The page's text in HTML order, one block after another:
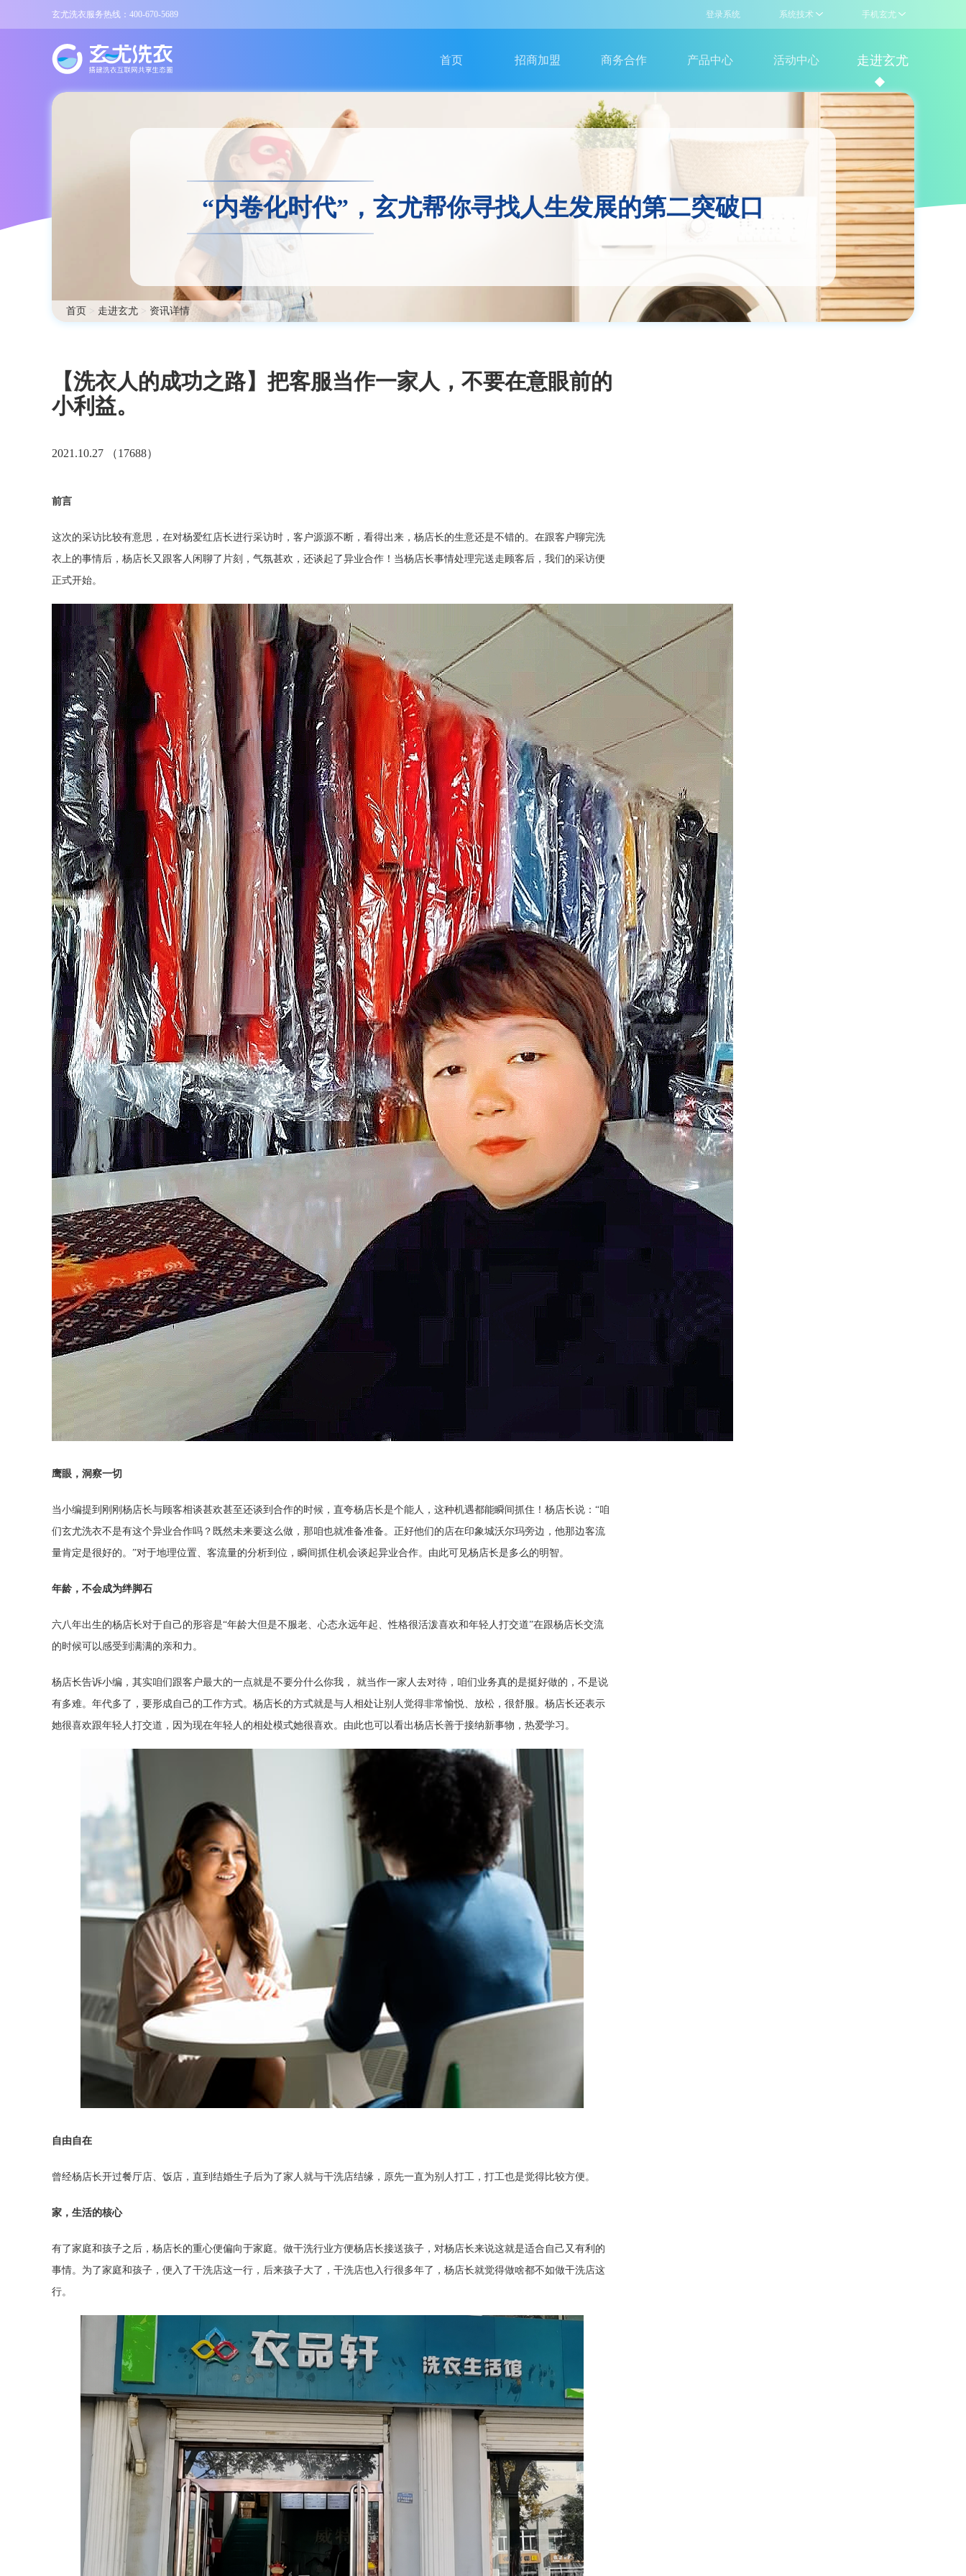
玄尤洗衣服务热线：400-670-5689 登录系统 系统技术 手机玄尤
玄尤公众号
首页 招商加盟
加盟条件
加盟优势
老店加盟
商务合作
产品合作
卡合作
异业合作
奢侈品寄卖
产品中心
联盟产品
活动中心 走进玄尤
企业介绍
门店查询
“内卷化时代”，玄尤帮你寻找人生发展的第二突破口
首页 > 走进玄尤 > 资讯详情
【洗衣人的成功之路】把客服当作一家人，不要在意眼前的
小利益。
2021.10.27 （17688）
前言
这次的采访比较有意思，在对杨爱红店长进行采访时，客户源源不断，看得出来，杨店长的生意还是不错的。在跟客户聊完洗
衣上的事情后，杨店长又跟客人闲聊了片刻，气氛甚欢，还谈起了异业合作！当杨店长事情处理完送走顾客后，我们的采访便
正式开始。
鹰眼，洞察一切
当小编提到刚刚杨店长与顾客相谈甚欢甚至还谈到合作的时候，直夸杨店长是个能人，这种机遇都能瞬间抓住！杨店长说： “咱
们玄尤洗衣不是有这个异业合作吗？既然未来要这么做，那咱也就准备准备。正好他们的店在印象城沃尔玛旁边，他那边客流
量肯定是很好的。”对于地理位置、客流量的分析到位，瞬间抓住机会谈起异业合作。由此可见杨店长是多么的明智。
年龄，不会成为绊脚石
六八年出生的杨店长对于自己的形容是“年龄大但是不服老、心态永远年起、性格很活泼喜欢和年轻人打交道”在跟杨店长交流
的时候可以感受到满满的亲和力。
杨店长告诉小编，其实咱们跟客户最大的一点就是不要分什么你我，
就当作一家人去对待，咱们业务真的是挺好做的，不是说
有多难。年代多了，要形成自己的工作方式。杨店长的方式就是与人相处让别人觉得非常愉悦、放松，很舒服。杨店长还表示
她很喜欢跟年轻人打交道，因为现在年轻人的相处模式她很喜欢。由此也可以看出杨店长善于接纳新事物，热爱学习。
自由自在
曾经杨店长开过餐厅店、饭店，直到结婚生子后为了家人就与干洗店结缘，原先一直为别人打工，打工也是觉得比较方便。
家，生活的核心
有了家庭和孩子之后，杨店长的重心便偏向于家庭。做干洗行业方便杨店长接送孩子，对杨店长来说这就是适合自己又有利的
事情。为了家庭和孩子，便入了干洗店这一行，后来孩子大了，干洗店也入行很多年了，杨店长就觉得做啥都不如做干洗店这
行。